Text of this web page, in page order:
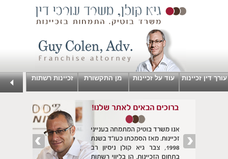
עורך דין זכיינות עוד על זכיינות מן התקשורת זכיינות רשתות